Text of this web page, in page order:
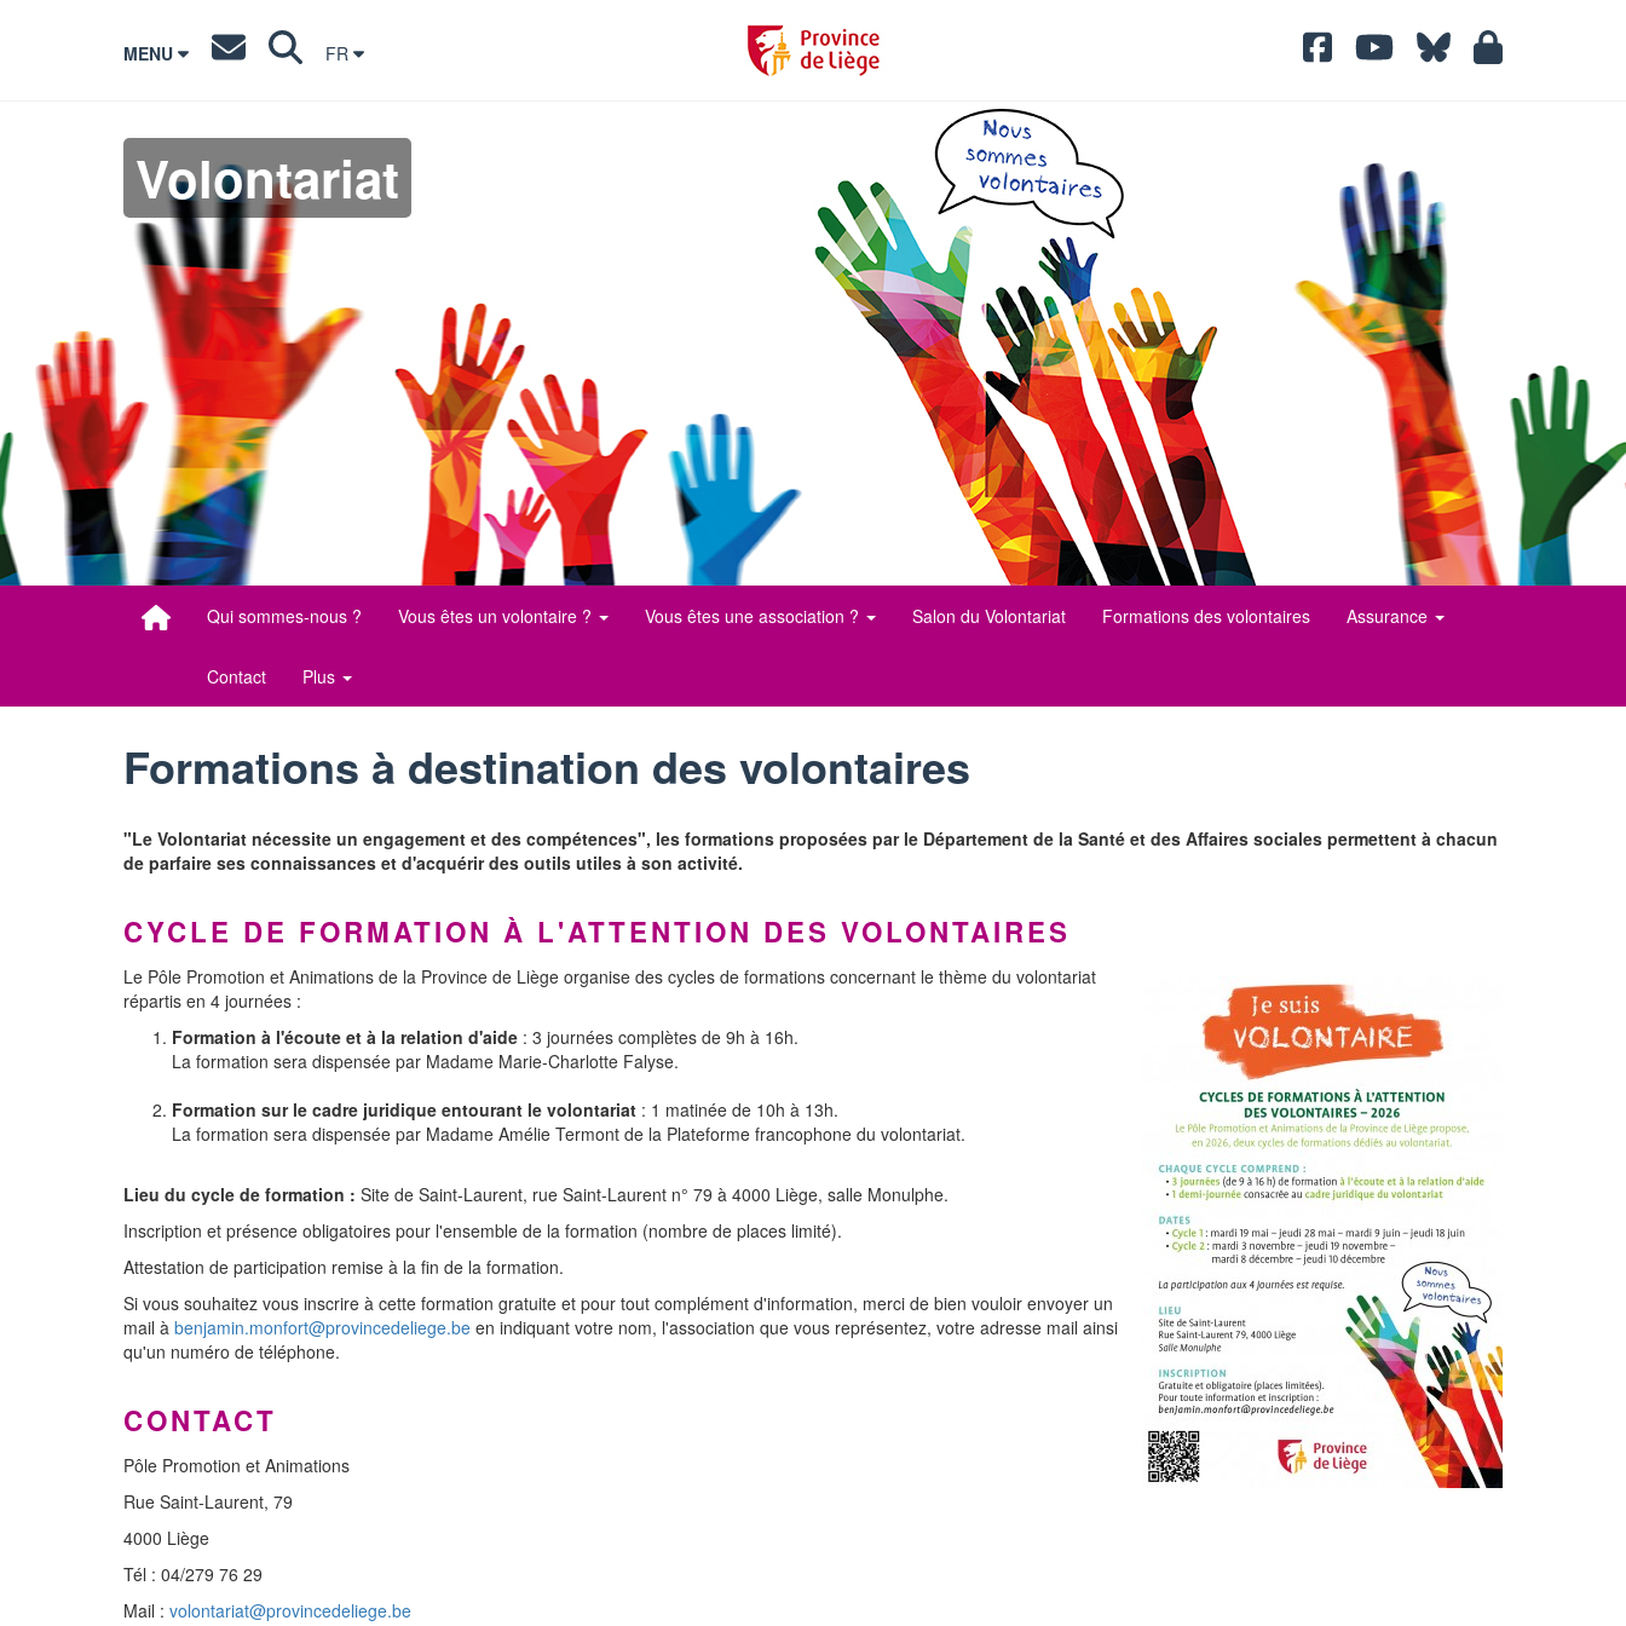
MENU FR
Volontariat
Qui sommes-nous ? Vous êtes un volontaire ? Vous êtes une association ? Salon du Volontariat Formations des volontaires Assurance
Contact Plus
Formations à destination des volontaires
"Le Volontariat nécessite un engagement et des compétences", les formations proposées par le Département de la Santé et des Affaires sociales permettent à chacun
de parfaire ses connaissances et d'acquérir des outils utiles à son activité.
CYCLE DE FORMATION À L'ATTENTION DES VOLONTAIRES
Le Pôle Promotion et Animations de la Province de Liège organise des cycles de formations concernant le thème du volontariat
répartis en 4 journées :
Formation à l'écoute et à la relation d'aide : 3 journées complètes de 9h à 16h.
La formation sera dispensée par Madame Marie-Charlotte Falyse.
Formation sur le cadre juridique entourant le volontariat : 1 matinée de 10h à 13h.
La formation sera dispensée par Madame Amélie Termont de la Plateforme francophone du volontariat.
Lieu du cycle de formation : Site de Saint-Laurent, rue Saint-Laurent n° 79 à 4000 Liège, salle Monulphe.
Inscription et présence obligatoires pour l'ensemble de la formation (nombre de places limité).
Attestation de participation remise à la fin de la formation.
Si vous souhaitez vous inscrire à cette formation gratuite et pour tout complément d'information, merci de bien vouloir envoyer un
mail à benjamin.monfort@provincedeliege.be en indiquant votre nom, l'association que vous représentez, votre adresse mail ainsi
qu'un numéro de téléphone.
CONTACT
Pôle Promotion et Animations
Rue Saint-Laurent, 79
4000 Liège
Tél : 04/279 76 29
Mail : volontariat@provincedeliege.be